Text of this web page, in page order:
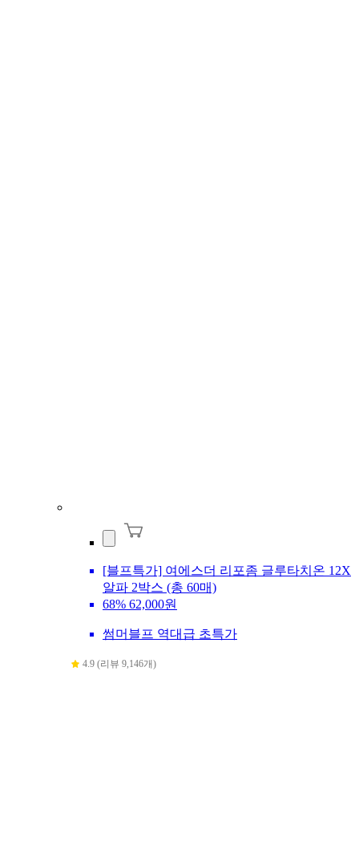
[블프특가] 여에스더 리포좀 글루타치온 12X
알파 2박스 (총 60매)
68% 62,000원
썸머블프 역대급 초특가
4.9 (리뷰 9,146개)